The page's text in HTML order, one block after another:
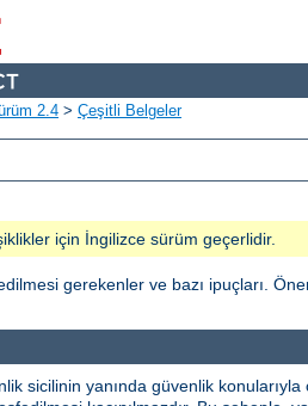
2.4 > Çeşitli Belgeler
için İngilizce sürüm geçerlidir.
gerekenler ve bazı ipuçları.
sicilinin yanında güvenlik konularıyla